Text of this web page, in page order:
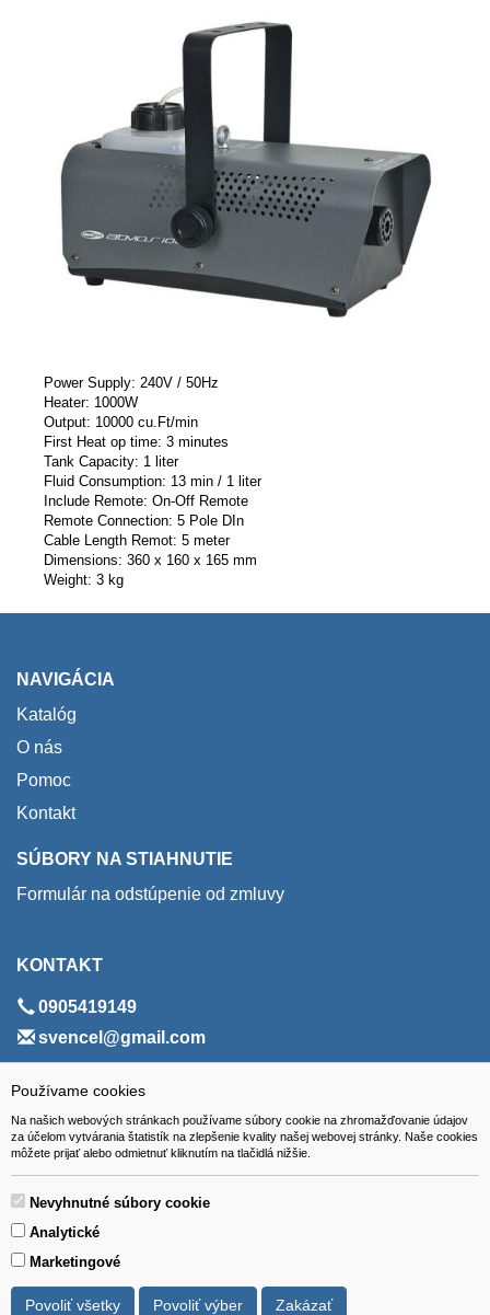
Používame cookies
Na našich webových stránkach používame súbory cookie na zhromažďovanie údajov
za účelom vytvárania štatistík na zlepšenie kvality našej webovej stránky. Naše cookies
môžete prijať alebo odmietnuť kliknutím na tlačidlá nižšie.
Nevyhnutné súbory cookie
Analytické
Marketingové
Povoliť všetky Povoliť výber Zakázať
Power Supply: 240V / 50Hz
Heater: 1000W
Output: 10000 cu.Ft/min
First Heat op time: 3 minutes
Tank Capacity: 1 liter
Fluid Consumption: 13 min / 1 liter
Include Remote: On-Off Remote
Remote Connection: 5 Pole DIn
Cable Length Remot: 5 meter
Dimensions: 360 x 160 x 165 mm
Weight: 3 kg
NAVIGÁCIA
Katalóg
O nás
Pomoc
Kontakt
SÚBORY NA STIAHNUTIE
Formulár na odstúpenie od zmluvy
KONTAKT
0905419149
svencel@gmail.com
ADRESA
VEST - tech s.r.o.
Hviezdoslavova 280/6, 965 01 Žiar nad Hronom
Slovakia (Slovak Republic)
Všetky ceny sú uvádzané vrátane DPH.